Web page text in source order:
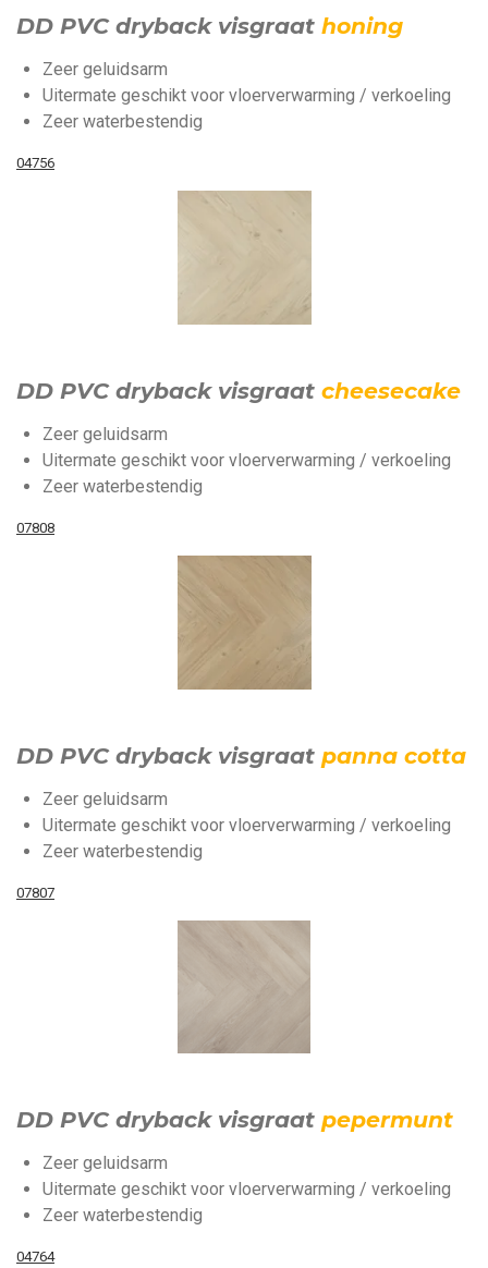
DD PVC dryback visgraat honing
Zeer geluidsarm
Uitermate geschikt voor vloerverwarming / verkoeling
Zeer waterbestendig
04756
DD PVC dryback visgraat cheesecake
Zeer geluidsarm
Uitermate geschikt voor vloerverwarming / verkoeling
Zeer waterbestendig
07808
DD PVC dryback visgraat panna cotta
Zeer geluidsarm
Uitermate geschikt voor vloerverwarming / verkoeling
Zeer waterbestendig
07807
DD PVC dryback visgraat pepermunt
Zeer geluidsarm
Uitermate geschikt voor vloerverwarming / verkoeling
Zeer waterbestendig
04764